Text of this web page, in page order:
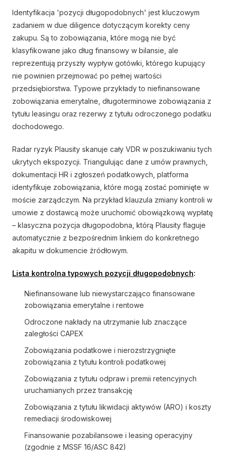
Identyfikacja 'pozycji długopodobnych' jest kluczowym
zadaniem w due diligence dotyczącym korekty ceny
zakupu. Są to zobowiązania, które mogą nie być
klasyfikowane jako dług finansowy w bilansie, ale
reprezentują przyszły wypływ gotówki, którego kupujący
nie powinien przejmować po pełnej wartości
przedsiębiorstwa. Typowe przykłady to niefinansowane
zobowiązania emerytalne, długoterminowe zobowiązania z
tytułu leasingu oraz rezerwy z tytułu odroczonego podatku
dochodowego.
Radar ryzyk Plausity skanuje cały VDR w poszukiwaniu tych
ukrytych ekspozycji. Triangulując dane z umów prawnych,
dokumentacji HR i zgłoszeń podatkowych, platforma
identyfikuje zobowiązania, które mogą zostać pominięte w
moście zarządczym. Na przykład klauzula zmiany kontroli w
umowie z dostawcą może uruchomić obowiązkową wypłatę
– klasyczna pozycja długopodobna, którą Plausity flaguje
automatycznie z bezpośrednim linkiem do konkretnego
akapitu w dokumencie źródłowym.
Lista kontrolna typowych pozycji długopodobnych:
Niefinansowane lub niewystarczająco finansowane
zobowiązania emerytalne i rentowe
Odroczone nakłady na utrzymanie lub znaczące
zaległości CAPEX
Zobowiązania podatkowe i nierozstrzygnięte
zobowiązania z tytułu kontroli podatkowej
Zobowiązania z tytułu odpraw i premii retencyjnych
uruchamianych przez transakcję
Zobowiązania z tytułu likwidacji aktywów (ARO) i koszty
remediacji środowiskowej
Finansowanie pozabilansowe i leasing operacyjny
(zgodnie z MSSF 16/ASC 842)